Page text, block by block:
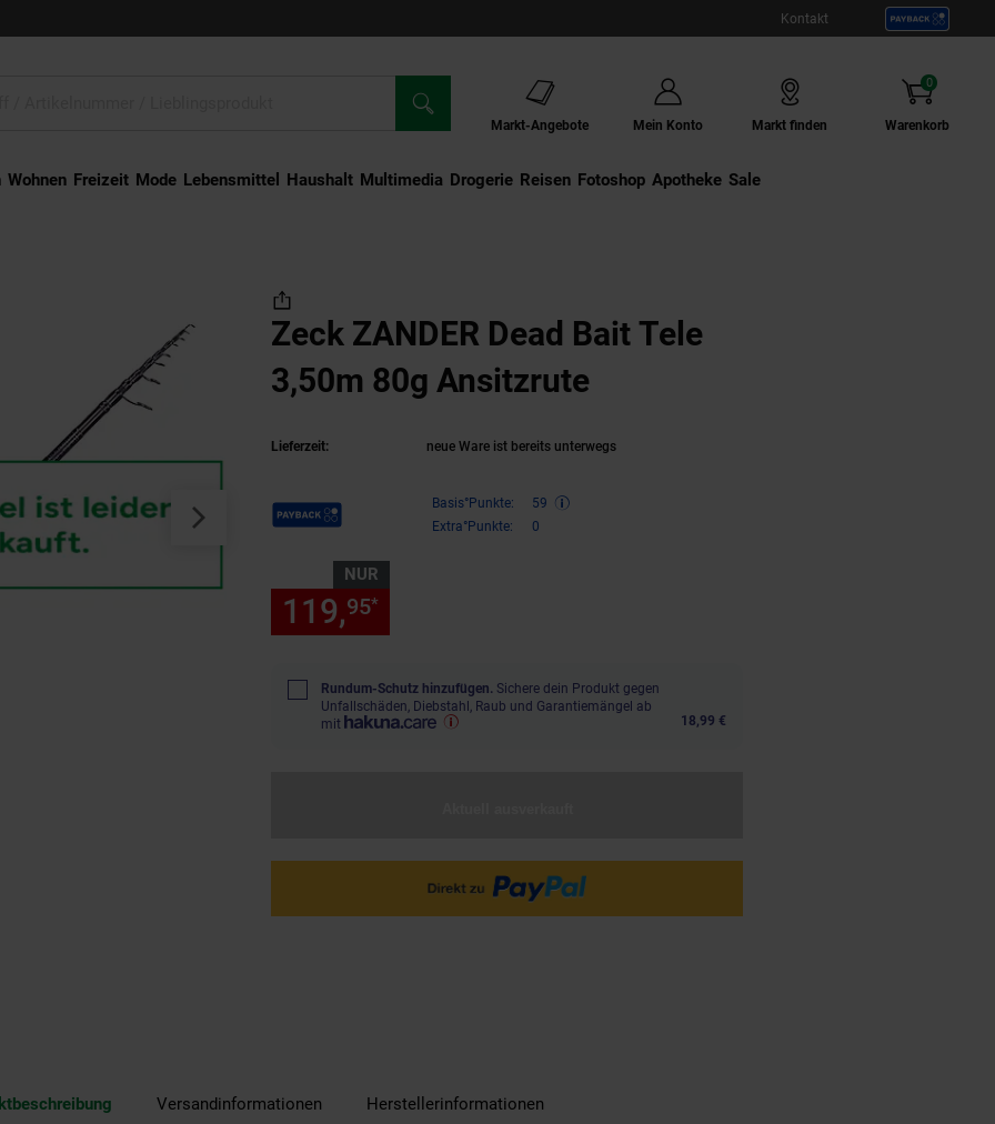
Kontakt
Markt-Angebote Mein Konto Markt finden Warenkorb
0
Artikel
Wohnen Freizeit Mode Lebensmittel Haushalt Multimedia Drogerie Externer Link:
Reisen Externer Link:
Fotoshop Externer Link:
Apotheke Sale
Zeck ZANDER Dead Bait Tele
3,50m 80g Ansitzrute
Lieferzeit: neue Ware ist bereits unterwegs
Payback Punkte Basis°Punkte:
59
Extra°Punkte:
0
NUR
119,95*
Rundum-Schutz hinzufügen. Sichere dein Produkt gegen
Unfallschäden, Diebstahl, Raub und Garantiemängel ab
mit
18,99 €
Versandinformationen Herstellerinformationen